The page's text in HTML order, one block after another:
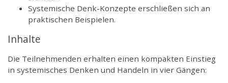
Systemische Denk-Konzepte erschließen sich an
praktischen Beispielen.
Inhalte
Die Teilnehmenden erhalten einen kompakten Einstieg
in systemisches Denken und Handeln in vier Gängen: